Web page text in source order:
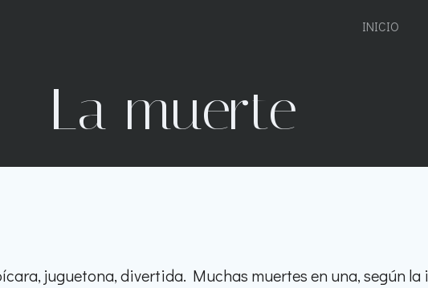
INICIO
La muerte
juguetona, divertida. Muchas muertes en una, según